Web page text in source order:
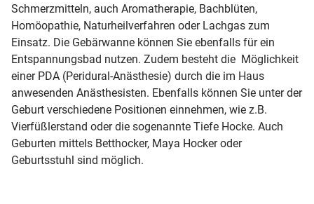
Schmerzmitteln, auch Aromatherapie, Bachblüten,
Homöopathie, Naturheilverfahren oder Lachgas zum
Einsatz. Die Gebärwanne können Sie ebenfalls für ein
Entspannungsbad nutzen. Zudem besteht die Möglichkeit
einer PDA (Peridural-Anästhesie) durch die im Haus
anwesenden Anästhesisten. Ebenfalls können Sie unter der
Geburt verschiedene Positionen einnehmen, wie z.B.
Vierfüßlerstand oder die sogenannte Tiefe Hocke. Auch
Geburten mittels Betthocker, Maya Hocker oder
Geburtsstuhl sind möglich.